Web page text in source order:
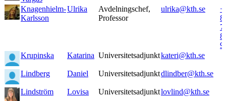
Knagenhielm-
Karlsson
Ulrika
Avdelningschef,
Professor
ulrika@kth.se
8
Krupinska
Katarina Universitetsadjunktkateri@kth.se
Lindberg Daniel Universitetsadjunktdlindber@kth.se
Lindström Lovisa Universitetsadjunktlovlind@kth.se